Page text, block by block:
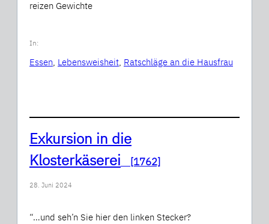
reizen Gewichte
In:
Essen Lebensweisheit Ratschläge an die Hausfrau
Exkursion in die
Klosterkäserei [1762]
28. Juni 2024
“…und seh’n Sie hier den linken Stecker?